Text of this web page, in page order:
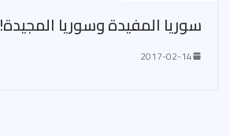
سوريا المفيدة وسوريا المجيدة!
2017-02-14